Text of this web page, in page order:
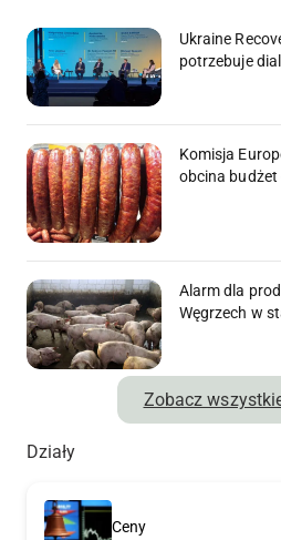
Ukraine
potrzebuje
Komisja
obcina budżet
Alarm dla
Węgrzech w
Zobacz
Działy
Ceny